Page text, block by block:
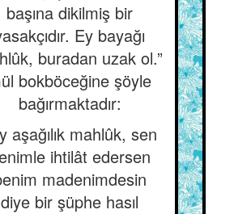
başına dikilmiş bir
Ey bayağı
buradan uzak ol.”
bokböceğine şöyle
bağırmaktadır:
aşağılık mahlûk, sen
ihtilât edersen
madenimdesin
diye bir şüphe hasıl